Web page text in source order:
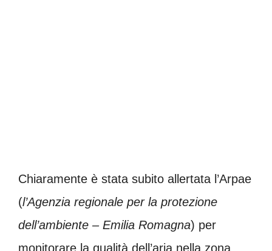
Chiaramente è stata subito allertata l’Arpae
(l’Agenzia regionale per la protezione
dell’ambiente – Emilia Romagna) per
monitorare la qualità dell’aria nella zona.